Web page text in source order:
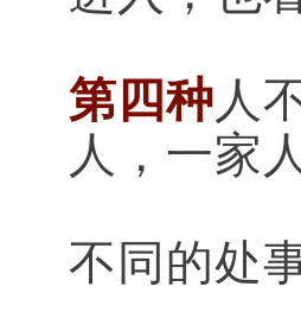
第四种人
人，一家
不同的处